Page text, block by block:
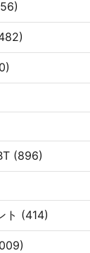
(896)
ト (414)